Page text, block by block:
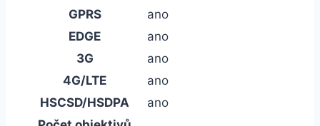
GPRS
ano
EDGE
ano
3G
ano
4G/LTE
ano
HSCSD/HSDPA
ano